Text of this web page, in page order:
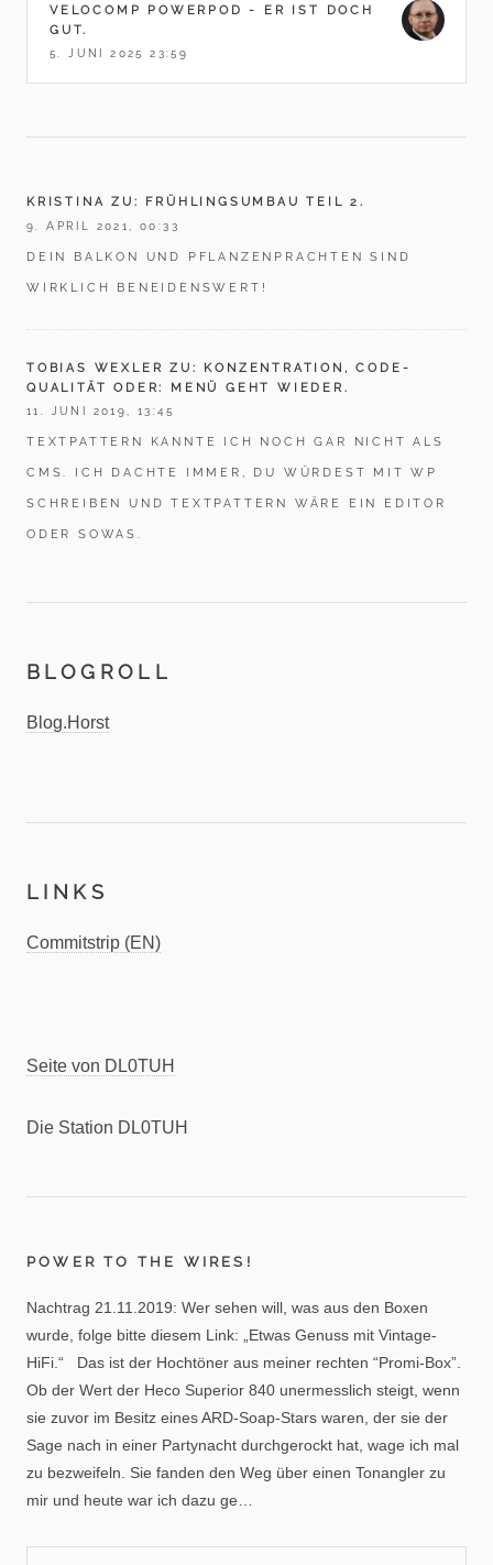
VELOCOMP POWERPOD - ER IST DOCH
GUT.
5. JUNI 2025 23:59
KRISTINA ZU: FRÜHLINGSUMBAU TEIL 2.
9. APRIL 2021, 00:33
DEIN BALKON UND PFLANZENPRACHTEN SIND
WIRKLICH BENEIDENSWERT!
TOBIAS WEXLER ZU: KONZENTRATION, CODE-
QUALITÄT ODER: MENÜ GEHT WIEDER.
11. JUNI 2019, 13:45
TEXTPATTERN KANNTE ICH NOCH GAR NICHT ALS
CMS. ICH DACHTE IMMER, DU WÜRDEST MIT WP
SCHREIBEN UND TEXTPATTERN WÄRE EIN EDITOR
ODER SOWAS.
BLOGROLL
Blog.Horst
LINKS
Commitstrip (EN)
Seite von DL0TUH
Die Station DL0TUH
POWER TO THE WIRES!
Nachtrag 21.11.2019: Wer sehen will, was aus den Boxen
wurde, folge bitte diesem Link: „Etwas Genuss mit Vintage-
HiFi.“ Das ist der Hochtöner aus meiner rechten “Promi-Box”.
Ob der Wert der Heco Superior 840 unermesslich steigt, wenn
sie zuvor im Besitz eines ARD-Soap-Stars waren, der sie der
Sage nach in einer Partynacht durchgerockt hat, wage ich mal
zu bezweifeln. Sie fanden den Weg über einen Tonangler zu
mir und heute war ich dazu ge…